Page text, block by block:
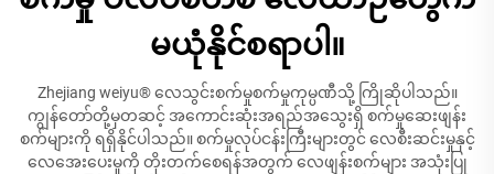
မယုံနိုင်စရာပါ။
Zhejiang weiyu® လေသွင်းစက်မှုစက်မှုကုမ္ပဏီသို့ ကြိုဆိုပါသည်။
ကျွန်တော်တို့မှတဆင့် အကောင်းဆုံးအရည်အသွေးရှိ စက်မှုဆေးဖျန်း
စက်များကို ရရှိနိုင်ပါသည်။ စက်မှုလုပ်ငန်းကြီးများတွင် လေစီးဆင်းမှုနှင့်
လေအေးပေးမှုကို တိုးတက်စေရန်အတွက် လေဖျန်းစက်များ အသုံးပြု